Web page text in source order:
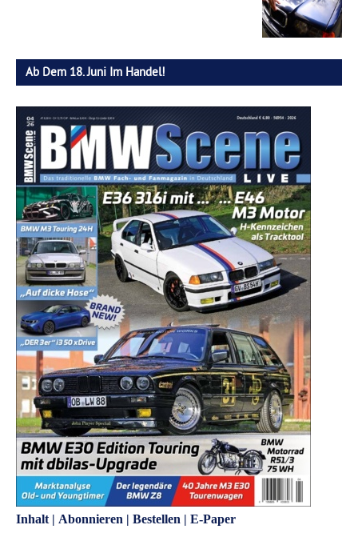
Ab Dem 18. Juni Im Handel!
Inhalt | Abonnieren | Bestellen | E-Paper